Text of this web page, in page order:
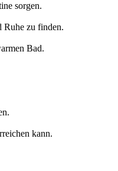
sorgen.
Ruhe zu finden.
Bad.
kann.